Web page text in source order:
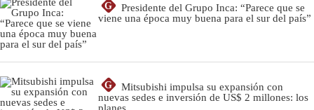
G
Presidente del Grupo Inca: “Parece que se
viene una época muy buena para el sur del país”
G
Mitsubishi impulsa su expansión con
nuevas sedes e inversión de US$ 2 millones: los